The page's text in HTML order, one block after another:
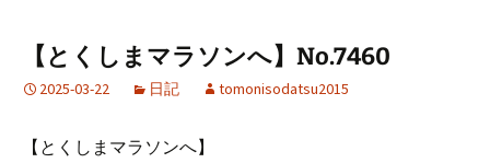
ツ
キ
【とくしまマラソンへ】No.7460
2025-03-22 日記 tomonisodatsu2015
【とくしまマラソンへ】